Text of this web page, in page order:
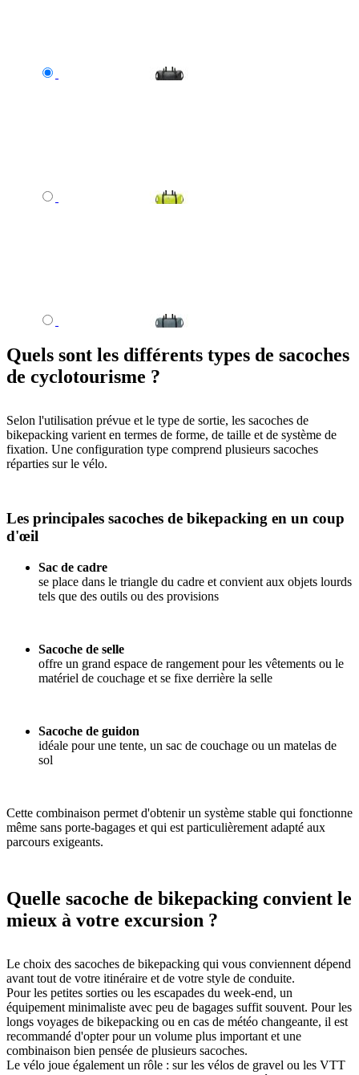
Quels sont les différents types de sacoches
de cyclotourisme ?
Selon l'utilisation prévue et le type de sortie, les sacoches de
bikepacking varient en termes de forme, de taille et de système de
fixation. Une configuration type comprend plusieurs sacoches
réparties sur le vélo.
Les principales sacoches de bikepacking en un coup
d'œil
Sac de cadre
se place dans le triangle du cadre et convient aux objets lourds
tels que des outils ou des provisions
Sacoche de selle
offre un grand espace de rangement pour les vêtements ou le
matériel de couchage et se fixe derrière la selle
Sacoche de guidon
idéale pour une tente, un sac de couchage ou un matelas de
sol
Cette combinaison permet d'obtenir un système stable qui fonctionne
même sans porte-bagages et qui est particulièrement adapté aux
parcours exigeants.
Quelle sacoche de bikepacking convient le
mieux à votre excursion ?
Le choix des sacoches de bikepacking qui vous conviennent dépend
avant tout de votre itinéraire et de votre style de conduite.
Pour les petites sorties ou les escapades du week-end, un
équipement minimaliste avec peu de bagages suffit souvent. Pour les
longs voyages de bikepacking ou en cas de météo changeante, il est
recommandé d'opter pour un volume plus important et une
combinaison bien pensée de plusieurs sacoches.
Le vélo joue également un rôle : sur les vélos de gravel ou les VTT